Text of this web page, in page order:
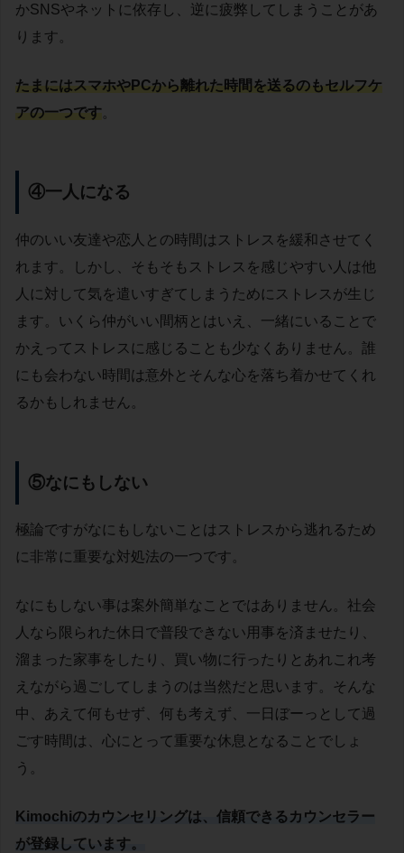
かSNSやネットに依存し、逆に疲弊してしまうことがあ
ります。
たまにはスマホやPCから離れた時間を送るのもセルフケ
アの一つです。
④一人になる
仲のいい友達や恋人との時間はストレスを緩和させてく
れます。しかし、そもそもストレスを感じやすい人は他
人に対して気を遣いすぎてしまうためにストレスが生じ
ます。いくら仲がいい間柄とはいえ、一緒にいることで
かえってストレスに感じることも少なくありません。誰
にも会わない時間は意外とそんな心を落ち着かせてくれ
るかもしれません。
⑤なにもしない
極論ですがなにもしないことはストレスから逃れるため
に非常に重要な対処法の一つです。
なにもしない事は案外簡単なことではありません。社会
人なら限られた休日で普段できない用事を済ませたり、
溜まった家事をしたり、買い物に行ったりとあれこれ考
えながら過ごしてしまうのは当然だと思います。そんな
中、あえて何もせず、何も考えず、一日ぼーっとして過
ごす時間は、心にとって重要な休息となることでしょ
う。
Kimochiのカウンセリングは、信頼できるカウンセラー
が登録しています。